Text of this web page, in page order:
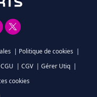
| Politique de cookies |
CGU | CGV | Gérer Utiq |
cookies